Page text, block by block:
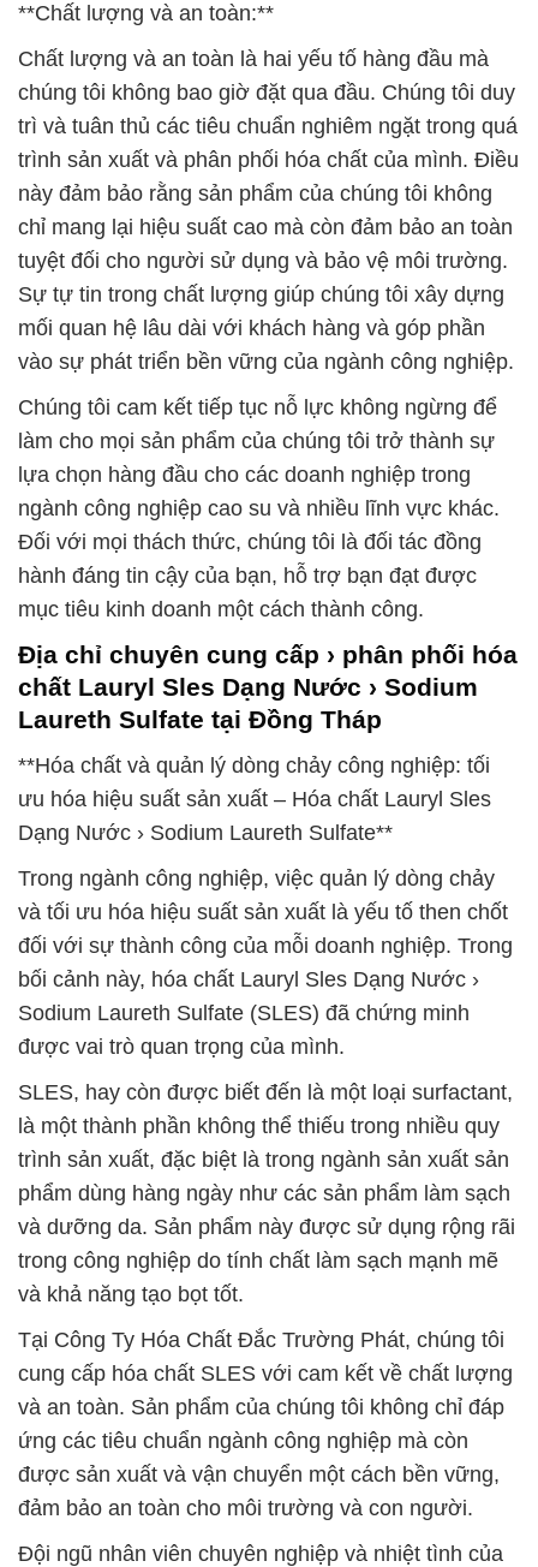
**Chất lượng và an toàn:**
Chất lượng và an toàn là hai yếu tố hàng đầu mà
chúng tôi không bao giờ đặt qua đầu. Chúng tôi duy
trì và tuân thủ các tiêu chuẩn nghiêm ngặt trong quá
trình sản xuất và phân phối hóa chất của mình. Điều
này đảm bảo rằng sản phẩm của chúng tôi không
chỉ mang lại hiệu suất cao mà còn đảm bảo an toàn
tuyệt đối cho người sử dụng và bảo vệ môi trường.
Sự tự tin trong chất lượng giúp chúng tôi xây dựng
mối quan hệ lâu dài với khách hàng và góp phần
vào sự phát triển bền vững của ngành công nghiệp.
Chúng tôi cam kết tiếp tục nỗ lực không ngừng để
làm cho mọi sản phẩm của chúng tôi trở thành sự
lựa chọn hàng đầu cho các doanh nghiệp trong
ngành công nghiệp cao su và nhiều lĩnh vực khác.
Đối với mọi thách thức, chúng tôi là đối tác đồng
hành đáng tin cậy của bạn, hỗ trợ bạn đạt được
mục tiêu kinh doanh một cách thành công.
Địa chỉ chuyên cung cấp › phân phối hóa
chất Lauryl Sles Dạng Nước › Sodium
Laureth Sulfate tại Đồng Tháp
**Hóa chất và quản lý dòng chảy công nghiệp: tối
ưu hóa hiệu suất sản xuất – Hóa chất Lauryl Sles
Dạng Nước › Sodium Laureth Sulfate**
Trong ngành công nghiệp, việc quản lý dòng chảy
và tối ưu hóa hiệu suất sản xuất là yếu tố then chốt
đối với sự thành công của mỗi doanh nghiệp. Trong
bối cảnh này, hóa chất Lauryl Sles Dạng Nước ›
Sodium Laureth Sulfate (SLES) đã chứng minh
được vai trò quan trọng của mình.
SLES, hay còn được biết đến là một loại surfactant,
là một thành phần không thể thiếu trong nhiều quy
trình sản xuất, đặc biệt là trong ngành sản xuất sản
phẩm dùng hàng ngày như các sản phẩm làm sạch
và dưỡng da. Sản phẩm này được sử dụng rộng rãi
trong công nghiệp do tính chất làm sạch mạnh mẽ
và khả năng tạo bọt tốt.
Tại Công Ty Hóa Chất Đắc Trường Phát, chúng tôi
cung cấp hóa chất SLES với cam kết về chất lượng
và an toàn. Sản phẩm của chúng tôi không chỉ đáp
ứng các tiêu chuẩn ngành công nghiệp mà còn
được sản xuất và vận chuyển một cách bền vững,
đảm bảo an toàn cho môi trường và con người.
Đội ngũ nhân viên chuyên nghiệp và nhiệt tình của